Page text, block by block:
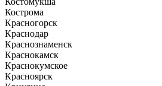
Кострома
Красногорск
Краснодар
Краснознаменск
Краснокамск
Краснокумское
Красноярск